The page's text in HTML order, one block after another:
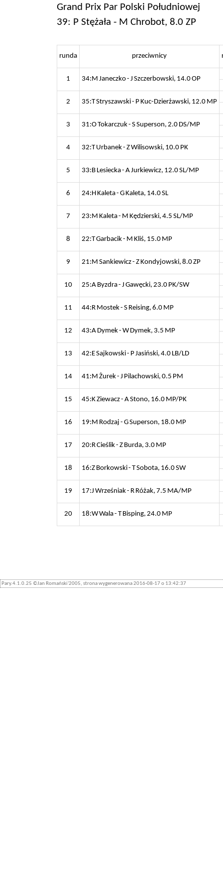
Grand Prix Par Polski Południowej
39: P Stężała - M Chrobot, 8.0 ZP
runda przeciwnicy
1 34:M Janeczko - J Szczerbowski, 14.0 OP
2 35:T Stryszawski - P Kuc-Dzierżawski, 12.0 MP
3 31:O Tokarczuk - S Superson, 2.0 DS/MP
4 32:T Urbanek - Z Wilisowski, 10.0 PK
5 33:B Lesiecka - A Jurkiewicz, 12.0 SL/MP
6 24:H Kaleta - G Kaleta, 14.0 SL
7 23:M Kaleta - M Kędzierski, 4.5 SL/MP
8 22:T Garbacik - M Kliś, 15.0 MP
9 21:M Sankiewicz - Z Kondyjowski, 8.0 ZP
10 25:A Byzdra - J Gawęcki, 23.0 PK/SW
11 44:R Mostek - S Reising, 6.0 MP
12 43:A Dymek - W Dymek, 3.5 MP
13 42:E Sajkowski - P Jasiński, 4.0 LB/LD
14 41:M Żurek - J Pilachowski, 0.5 PM
15 45:K Ziewacz - A Stono, 16.0 MP/PK
16 19:M Rodzaj - G Superson, 18.0 MP
17 20:R Cieślik - Z Burda, 3.0 MP
18 16:Z Borkowski - T Sobota, 16.0 SW
19 17:J Wrześniak - R Różak, 7.5 MA/MP
20 18:W Wala - T Bisping, 24.0 MP
Pary.4.1.0.25 ©Jan Romański'2005, strona wygenerowana 2016-08-17 o 13:42:37